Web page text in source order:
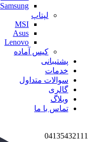
Samsung
لپتاپ
MSI
Asus
Lenovo
کیس آماده
پشتیبانی
خدمات
سوالات متداول
گالری
وبلاگ
تماس با ما
04135432111